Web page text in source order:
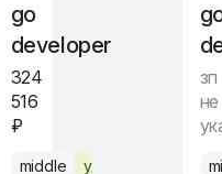
go
developer
324
516
₽
middle удалённо
зп
не